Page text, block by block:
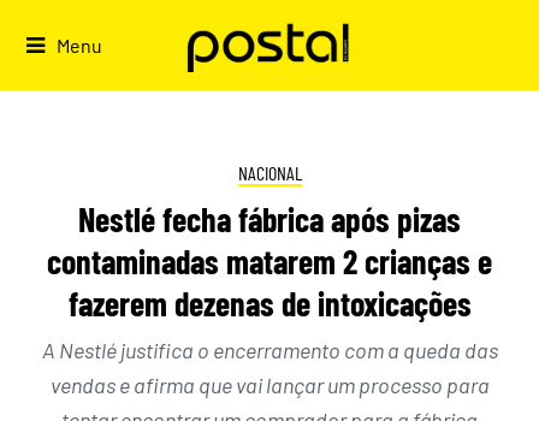
Menu
NACIONAL
Nestlé fecha fábrica após pizas
contaminadas matarem 2 crianças e
fazerem dezenas de intoxicações
A Nestlé justifica o encerramento com a queda das
vendas e afirma que vai lançar um processo para